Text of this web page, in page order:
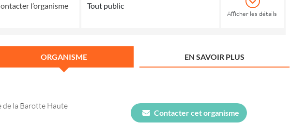
l’organisme Tout public
Afficher les détails
ORGANISME EN SAVOIR PLUS
de la Barotte Haute
Contacter cet organisme